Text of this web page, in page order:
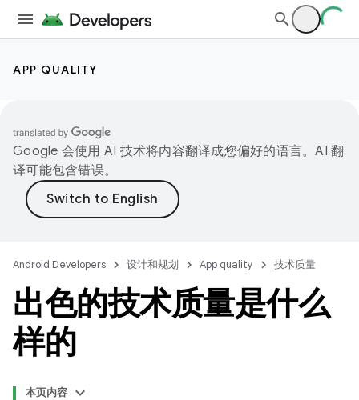
APP QUALITY
Google 会使用 AI 技术将内容翻译成您偏好的语言。AI 翻
译可能包含错误。
Android Developers 设计和规划 App quality 技术质量
出色的技术质量是什么
样的
本页内容